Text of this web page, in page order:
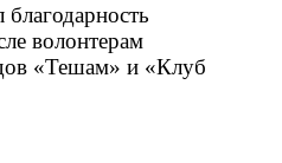
волонтерам
«Тешам» и «Клуб